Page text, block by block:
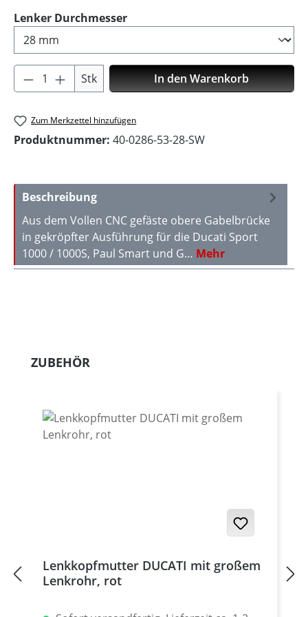
Lenker Durchmesserauswählen
Produkt Anzahl: Gib den gewünschten
Stk In den Warenkorb
Zum Merkzettel hinzufügen
Produktnummer: 40-0286-53-28-SW
Beschreibung
Aus dem Vollen CNC gefäste obere Gabelbrücke
in gekröpfter Ausführung für die Ducati Sport
1000 / 1000S, Paul Smart und G… Mehr
Produktgalerie überspringen
ZUBEHÖR
Lenkkopfmutter DUCATI mit großem
Lenkrohr, rot